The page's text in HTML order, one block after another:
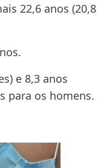
22,6 anos (20,8
e 8,3 anos
para os homens.